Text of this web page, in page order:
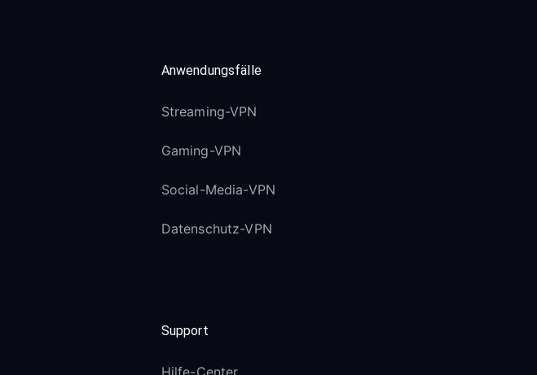
Anwendungsfälle
Streaming-VPN
Gaming-VPN
Social-Media-VPN
Datenschutz-VPN
Support
Hilfe-Center